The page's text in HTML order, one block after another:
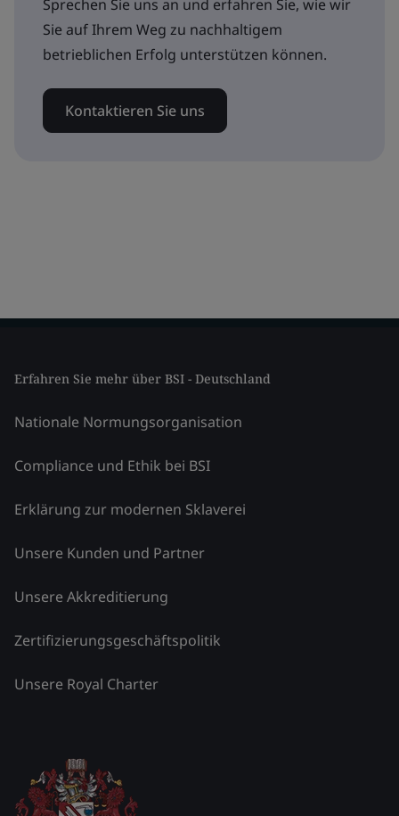
Sprechen Sie uns an und erfahren Sie, wie wir
Sie auf Ihrem Weg zu nachhaltigem
betrieblichen Erfolg unterstützen können.
Kontaktieren Sie uns
Erfahren Sie mehr über BSI - Deutschland
Nationale Normungsorganisation
Compliance und Ethik bei BSI
Erklärung zur modernen Sklaverei
Unsere Kunden und Partner
Unsere Akkreditierung
Zertifizierungsgeschäftspolitik
Unsere Royal Charter